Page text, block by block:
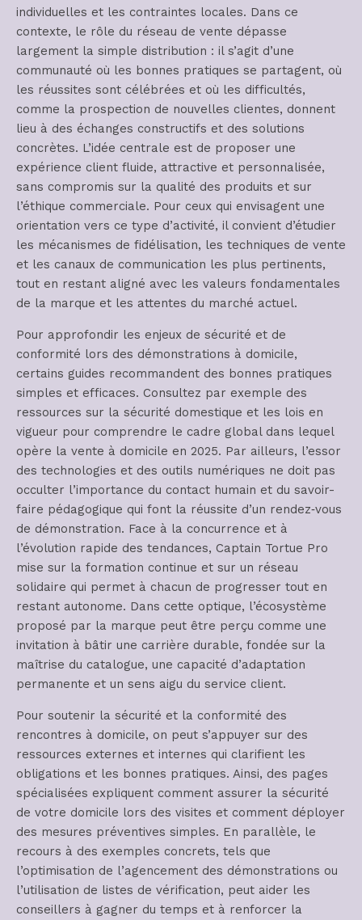
individuelles et les contraintes locales. Dans ce
contexte, le rôle du réseau de vente dépasse
largement la simple distribution : il s’agit d’une
communauté où les bonnes pratiques se partagent, où
les réussites sont célébrées et où les difficultés,
comme la prospection de nouvelles clientes, donnent
lieu à des échanges constructifs et des solutions
concrètes. L’idée centrale est de proposer une
expérience client fluide, attractive et personnalisée,
sans compromis sur la qualité des produits et sur
l’éthique commerciale. Pour ceux qui envisagent une
orientation vers ce type d’activité, il convient d’étudier
les mécanismes de fidélisation, les techniques de vente
et les canaux de communication les plus pertinents,
tout en restant aligné avec les valeurs fondamentales
de la marque et les attentes du marché actuel.
Pour approfondir les enjeux de sécurité et de
conformité lors des démonstrations à domicile,
certains guides recommandent des bonnes pratiques
simples et efficaces. Consultez par exemple des
ressources sur la sécurité domestique et les lois en
vigueur pour comprendre le cadre global dans lequel
opère la vente à domicile en 2025. Par ailleurs, l’essor
des technologies et des outils numériques ne doit pas
occulter l’importance du contact humain et du savoir-
faire pédagogique qui font la réussite d’un rendez‑vous
de démonstration. Face à la concurrence et à
l’évolution rapide des tendances, Captain Tortue Pro
mise sur la formation continue et sur un réseau
solidaire qui permet à chacun de progresser tout en
restant autonome. Dans cette optique, l’écosystème
proposé par la marque peut être perçu comme une
invitation à bâtir une carrière durable, fondée sur la
maîtrise du catalogue, une capacité d’adaptation
permanente et un sens aigu du service client.
Pour soutenir la sécurité et la conformité des
rencontres à domicile, on peut s’appuyer sur des
ressources externes et internes qui clarifient les
obligations et les bonnes pratiques. Ainsi, des pages
spécialisées expliquent comment assurer la sécurité
de votre domicile lors des visites et comment déployer
des mesures préventives simples. En parallèle, le
recours à des exemples concrets, tels que
l’optimisation de l’agencement des démonstrations ou
l’utilisation de listes de vérification, peut aider les
conseillers à gagner du temps et à renforcer la